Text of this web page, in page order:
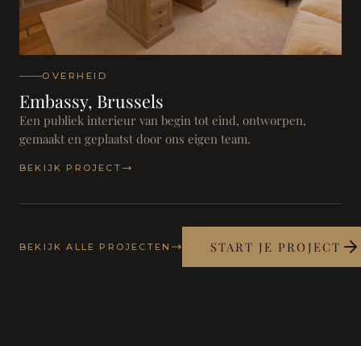
OVERHEID
Embassy, Brussels
Een publiek interieur van begin tot eind, ontworpen,
gemaakt en geplaatst door ons eigen team.
BEKIJK PROJECT
BEKIJK ALLE PROJECTEN START JE PROJECT